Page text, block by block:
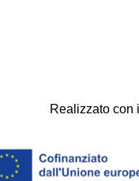
Realizzato con